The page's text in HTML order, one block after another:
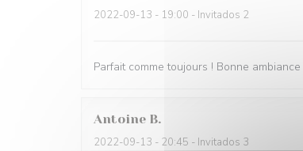
2022-09-13 - 19:00 - Invitados 2
Parfait comme toujours ! Bonne
Antoine B
2022-09-13 - 20:45 - Invitados 3